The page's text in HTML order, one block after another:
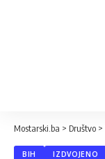
Mostarski.ba > Društvo >
BIH IZDVOJENO